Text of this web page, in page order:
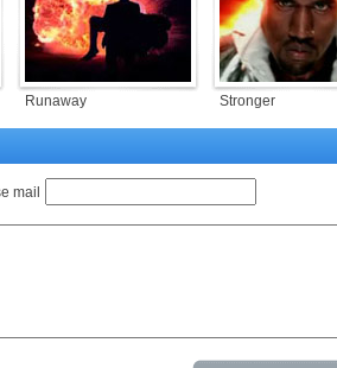
Runaway Stronger
mail